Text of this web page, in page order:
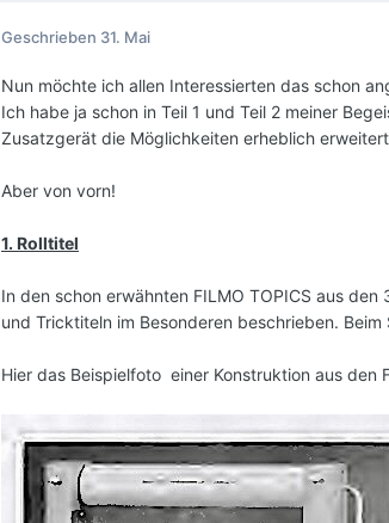
Geschrieben 31. Mai
Nun möchte ich allen Interessierten das schon
Ich habe ja schon in Teil 1 und Teil 2 meiner
Zusatzgerät die Möglichkeiten erheblich
Aber von vorn!
1. Rolltitel
In den schon erwähnten FILMO TOPICS aus
und Tricktiteln im Besonderen beschrieben.
Hier das Beispielfoto einer Konstruktion aus den